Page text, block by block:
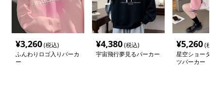
¥3,260(税込)
ふんわりロゴ入りパーカ
ー
¥4,380(税込)
宇宙飛行夢見るパーカー
¥5,260(税
星空ショータ
ツパーカー